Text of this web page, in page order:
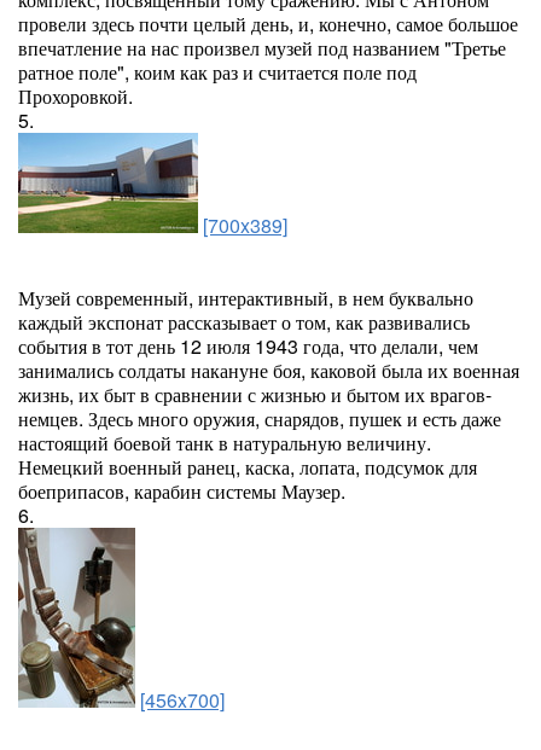
провели здесь почти целый день, и, конечно, самое большое
впечатление на нас произвел музей под названием "Третье
ратное поле", коим как раз и считается поле под
Прохоровкой.
5.
[700x389]
Музей современный, интерактивный, в нем буквально
каждый экспонат рассказывает о том, как развивались
события в тот день 12 июля 1943 года, что делали, чем
занимались солдаты накануне боя, каковой была их военная
жизнь, их быт в сравнении с жизнью и бытом их врагов-
немцев. Здесь много оружия, снарядов, пушек и есть даже
настоящий боевой танк в натуральную величину.
Немецкий военный ранец, каска, лопата, подсумок для
боеприпасов, карабин системы Маузер.
6.
[456x700]